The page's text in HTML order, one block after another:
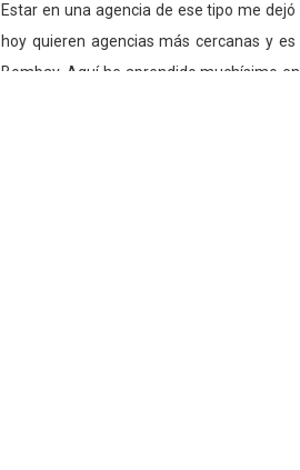
Estar en una agencia de ese tipo me
hoy quieren agencias más cercanas y
Bombay. Aquí he aprendido muchísimo